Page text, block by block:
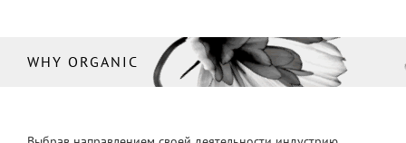
WHY ORGANIC